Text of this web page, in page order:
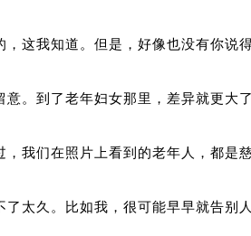
这我知道。但是，好像也没有你说
。到了老年妇女那里，差异就更大
我们在照片上看到的老年人，都是慈
太久。比如我，很可能早早就告别人